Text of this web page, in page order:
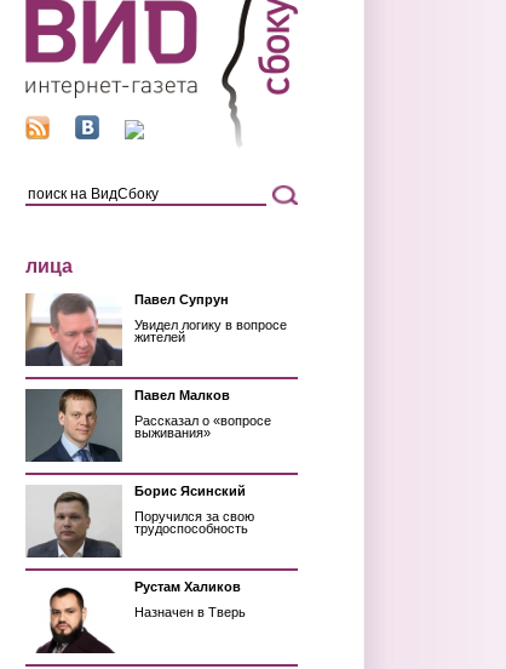
лица
Павел Супрун
Увидел логику в вопросе
жителей
Павел Малков
Рассказал о «вопросе
выживания»
Борис Ясинский
Поручился за свою
трудоспособность
Рустам Халиков
Назначен в Тверь